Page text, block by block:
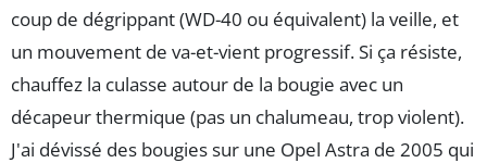
coup de dégrippant (WD-40 ou équivalent) la veille, et
un mouvement de va-et-vient progressif. Si ça résiste,
chauffez la culasse autour de la bougie avec un
décapeur thermique (pas un chalumeau, trop violent).
J'ai dévissé des bougies sur une Opel Astra de 2005 qui